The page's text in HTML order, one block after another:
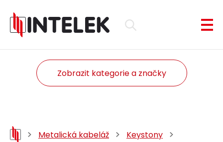
Zobrazit kategorie a značky
Metalická kabeláž
Keystony